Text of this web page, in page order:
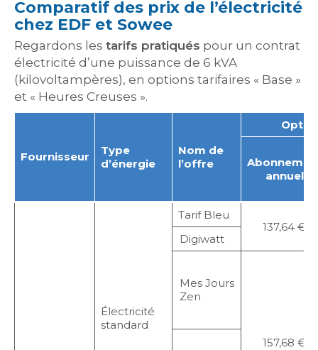
Comparatif des prix de l’électricité
chez EDF et Sowee
Regardons les tarifs pratiqués pour un contrat
électricité d’une puissance de 6 kVA
(kilovoltampères), en options tarifaires « Base »
et « Heures Creuses ».
Fournisseur
Type
d’énergie
Nom de
l’offre
annuel
Électricité
standard
Tarif Bleu
137,64 €
Digiwatt
Mes Jours
Zen
157,68 €